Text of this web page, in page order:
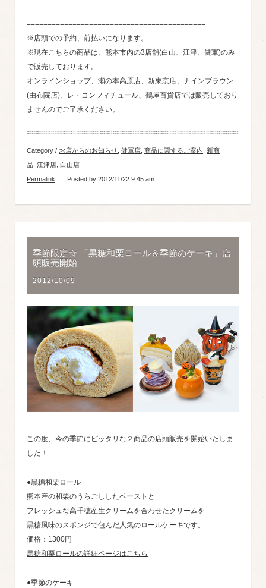
===========================================
※店頭での予約、前払いになります。
※現在こちらの商品は、熊本市内の3店舗(白山、江津、健軍)のみ
で販売しております。
オンラインショップ、瀬の本高原店、新東京店、ナインブラウン
(由布院店)、レ・コンフィチュール、鶴屋百貨店では販売しており
ませんのでご了承ください。
Category / お店からのお知らせ 健軍店 商品に関するご案内
新商
品 江津店 白山店
Permalink
Posted by 2012/11/22 9:45 am
季節限定☆ 「黒糖和栗ロール＆季節のケーキ」店
頭販売開始
2012/10/09
この度、今の季節にピッタリな２商品の店頭販売を開始いたしま
した！
●黒糖和栗ロール
熊本産の和栗のうらごししたペーストと
フレッシュな高千穂産生クリームを合わせたクリームを
黒糖風味のスポンジで包んだ人気のロールケーキです。
価格：1300円
黒糖和栗ロールの詳細ページはこちら
●季節のケーキ